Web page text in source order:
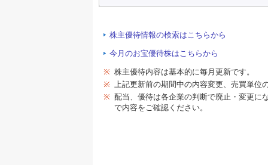
株主優待情報の検索はこちらから
今月のお宝優待株はこちらから
※ 株主優待内容は基本的に毎月更新です。
※ 上記更新前の期間中の内容変更、売買単位
※ 配当、優待は各企業の判断で廃止・変更に
で内容をご確認ください。